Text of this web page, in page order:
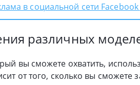
в социальной сети
различных
вы сможете охватить,
от того, сколько вы сможете